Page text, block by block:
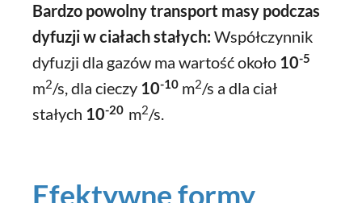
Bardzo powolny transport masy podczas
dyfuzji w ciałach stałych: Współczynnik
dyfuzji dla gazów ma wartość około 10-5
m2/s, dla cieczy 10-10 m2/s a dla ciał
stałych 10-20 m2/s.
Efektywne formy